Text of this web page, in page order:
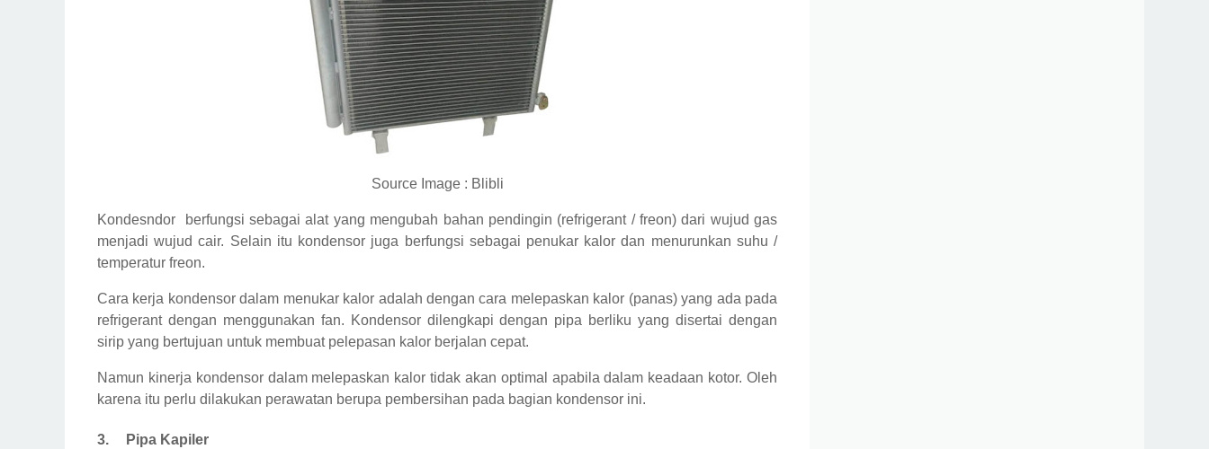
Source Image : Blibli
Kondesndor berfungsi sebagai alat yang mengubah bahan pendingin (refrigerant / freon) dari wujud gas
menjadi wujud cair. Selain itu kondensor juga berfungsi sebagai penukar kalor dan menurunkan suhu /
temperatur freon.
Cara kerja kondensor dalam menukar kalor adalah dengan cara melepaskan kalor (panas) yang ada pada
refrigerant dengan menggunakan fan. Kondensor dilengkapi dengan pipa berliku yang disertai dengan
sirip yang bertujuan untuk membuat pelepasan kalor berjalan cepat.
Namun kinerja kondensor dalam melepaskan kalor tidak akan optimal apabila dalam keadaan kotor. Oleh
karena itu perlu dilakukan perawatan berupa pembersihan pada bagian kondensor ini.
3. Pipa Kapiler